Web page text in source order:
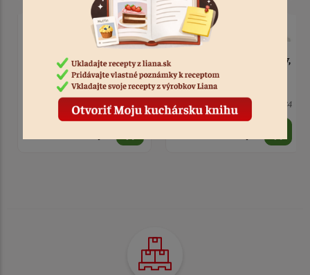
Zápich - Happy Birthday,
fialový
Kód: 875
Zápich - Happy Birthday,
zlatý akryl
8 ks Kód: 2284